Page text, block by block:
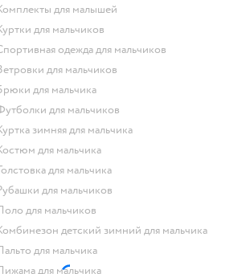
Комплекты для малышей
Куртки для мальчиков
Спортивная одежда для мальчиков
Ветровки для мальчиков
Брюки для мальчика
Футболки для мальчиков
Куртка зимняя для мальчика
Костюм для мальчика
Толстовка для мальчика
Рубашки для мальчиков
Поло для мальчиков
Комбинезон детский зимний для мальчика
Пальто для мальчика
Пижама для мальчика